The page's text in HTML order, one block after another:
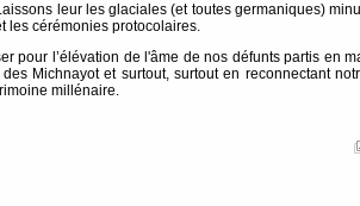
leur les glaciales (et toutes germaniques)
les cérémonies protocolaires.
pour l’élévation de l'âme de nos défunts partis en
Michnayot et surtout, surtout en reconnectant
millénaire.